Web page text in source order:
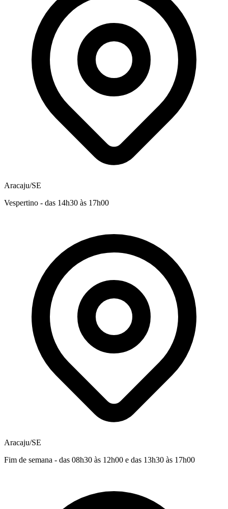
Aracaju/SE
Vespertino - das 14h30 às 17h00
Aracaju/SE
Fim de semana - das 08h30 às 12h00 e das 13h30 às 17h00